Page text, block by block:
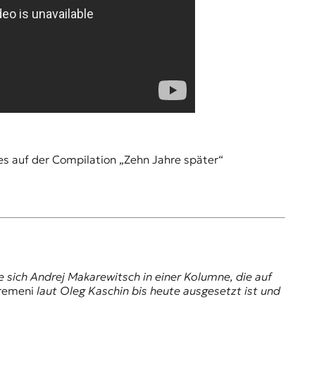
auf der Compilation „Zehn Jahre später“
Andrej Makarewitsch in einer Kolumne, die auf
laut Oleg Kaschin bis heute ausgesetzt ist und